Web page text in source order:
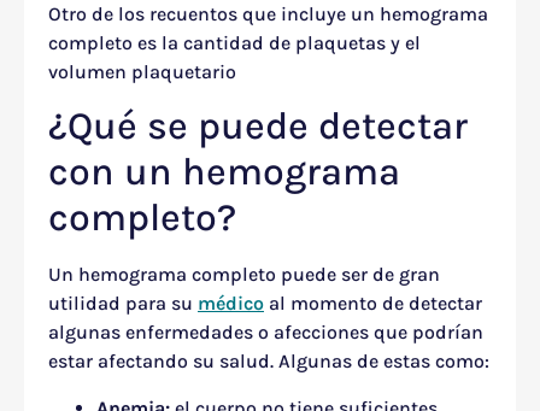
Otro de los recuentos que incluye un hemograma
completo es la cantidad de plaquetas y el
volumen plaquetario
¿Qué se puede detectar
con un hemograma
completo?
Un hemograma completo puede ser de gran
utilidad para su médico al momento de detectar
algunas enfermedades o afecciones que podrían
estar afectando su salud. Algunas de estas como: